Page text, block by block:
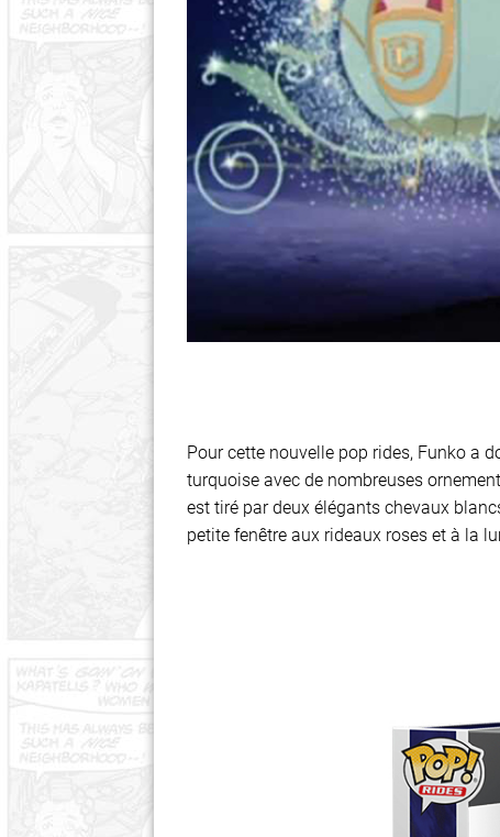
Pour cette nouvelle pop rides, Funko a
turquoise avec de nombreuses
est tiré par deux élégants chevaux
petite fenêtre aux rideaux roses et à la